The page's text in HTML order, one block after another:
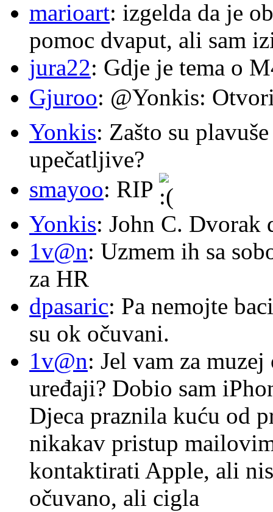
marioart: izgelda da je
pomoc dvaput, ali sam
jura22: Gdje je tema o
Gjuroo: @Yonkis:
Yonkis: Zašto su
upečatljive?
smayoo: RIP
Yonkis: John C. Dvorak
1v@n: Uzmem ih sa
za HR
dpasaric: Pa nemojte
su ok očuvani.
1v@n: Jel vam za
uređaji? Dobio sam
Djeca praznila kuću od
nikakav pristup
kontaktirati Apple, ali
očuvano, ali cigla